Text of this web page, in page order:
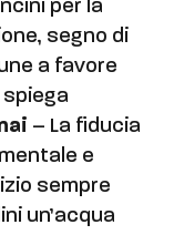
per la
segno di
a favore
– La fiducia
e
sempre
un’acqua